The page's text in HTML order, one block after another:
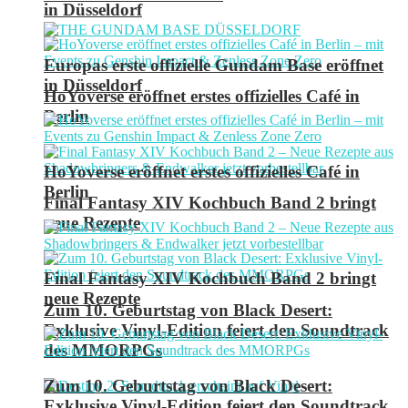
in Düsseldorf
HoYoverse eröffnet erstes offizielles Café in
Berlin
Final Fantasy XIV Kochbuch Band 2 bringt
neue Rezepte
Zum 10. Geburtstag von Black Desert:
Exklusive Vinyl-Edition feiert den Soundtrack
des MMORPGs
Europas erste offizielle Gundam Base eröffnet
in Düsseldorf
HoYoverse eröffnet erstes offizielles Café in
Berlin
Final Fantasy XIV Kochbuch Band 2 bringt
neue Rezepte
Zum 10. Geburtstag von Black Desert: